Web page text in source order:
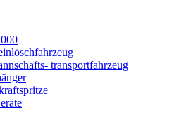
transportfahrzeug